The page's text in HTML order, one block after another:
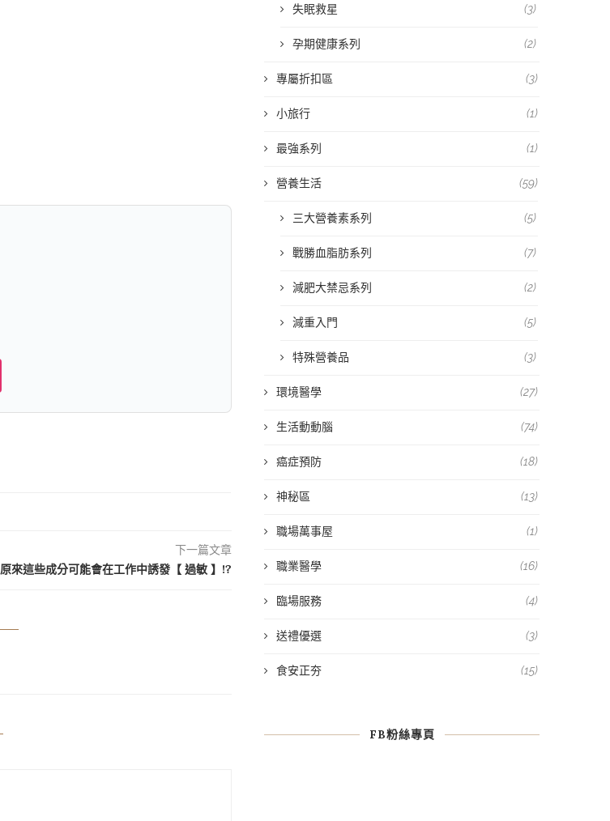
下一篇文章
原來這些成分可能會在工作中誘發【 過敏 】!?
失眠救星 (3)
孕期健康系列 (2)
專屬折扣區 (3)
小旅行 (1)
最強系列 (1)
營養生活 (59)
三大營養素系列 (5)
戰勝血脂肪系列 (7)
減肥大禁忌系列 (2)
減重入門 (5)
特殊營養品 (3)
環境醫學 (27)
生活動動腦 (74)
癌症預防 (18)
神秘區 (13)
職場萬事屋 (1)
職業醫學 (16)
臨場服務 (4)
送禮優選 (3)
食安正夯 (15)
FB粉絲專頁